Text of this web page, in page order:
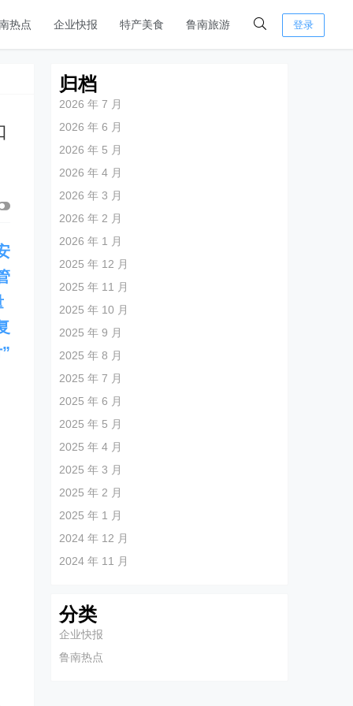
热点 企业快报 特产美食 鲁南旅游 登录
归档
2026 年 7 月
2026 年 6 月
2026 年 5 月
2026 年 4 月
2026 年 3 月
2026 年 2 月
2026 年 1 月
2025 年 12 月
2025 年 11 月
2025 年 10 月
2025 年 9 月
2025 年 8 月
2025 年 7 月
2025 年 6 月
2025 年 5 月
2025 年 4 月
2025 年 3 月
2025 年 2 月
2025 年 1 月
2024 年 12 月
2024 年 11 月
分类
企业快报
鲁南热点